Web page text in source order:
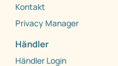
Kontakt
Privacy Manager
Händler
Händler Login